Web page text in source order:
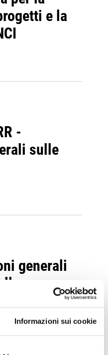
Informazioni sui cookie
e la
-
sulle
generali